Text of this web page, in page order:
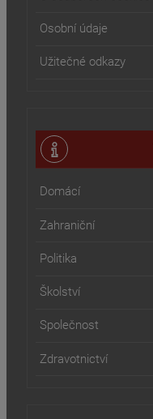
Osobní údaje
Užitečné odkazy
Domácí
Zahraniční
Politika
Školství
Společnost
Zdravotnictví